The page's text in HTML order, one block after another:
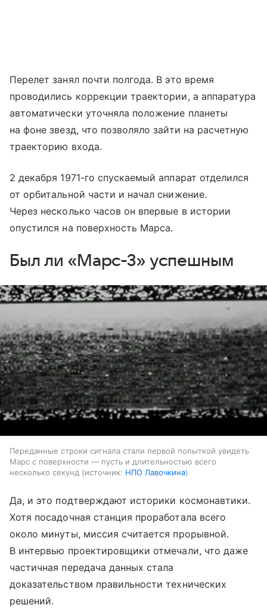
Перелет занял почти полгода. В это время
проводились коррекции траектории, а аппаратура
автоматически уточняла положение планеты
на фоне звезд, что позволяло зайти на расчетную
траекторию входа.
2 декабря 1971-го спускаемый аппарат отделился
от орбитальной части и начал снижение.
Через несколько часов он впервые в истории
опустился на поверхность Марса.
Был ли «Марс-3» успешным
Переданные строки сигнала стали первой попыткой увидеть
Марс с поверхности — пусть и длительностью всего
несколько секунд
источник: НПО Лавочкина
Да, и это подтверждают историки космонавтики.
Хотя посадочная станция проработала всего
около минуты, миссия считается прорывной.
В интервью проектировщики отмечали, что даже
частичная передача данных стала
доказательством правильности технических
решений.